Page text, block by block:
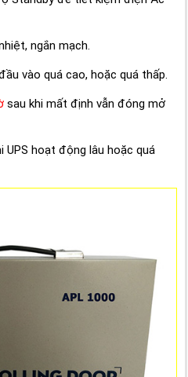
ngắn mạch.
vào quá cao, hoặc quá thấp.
sau khi mất định vẫn đóng mở
UPS hoạt động lâu hoặc quá